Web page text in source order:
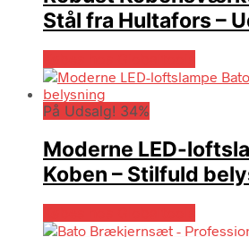
Stål fra Hultafors –
På Udsalg! 34%
Moderne LED-
Koben – Stilfuld